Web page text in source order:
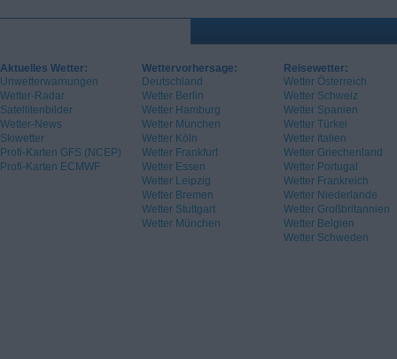
Aktuelles Wetter:
Unwetterwarnungen
Wetter-Radar
Satellitenbilder
Wetter-News
Skiwetter
Profi-Karten GFS (NCEP)
Profi-Karten ECMWF
Wettervorhersage:
Deutschland
Wetter Berlin
Wetter Hamburg
Wetter München
Wetter Köln
Wetter Frankfurt
Wetter Essen
Wetter Leipzig
Wetter Bremen
Wetter Stuttgart
Wetter München
Reisewetter:
Wetter Österreich
Wetter Schweiz
Wetter Spanien
Wetter Türkei
Wetter Italien
Wetter Griechenland
Wetter Portugal
Wetter Frankreich
Wetter Niederlande
Wetter Großbritannien
Wetter Belgien
Wetter Schweden